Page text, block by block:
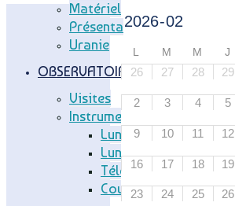
Matériel
Présentation
Uranie
OBSERVATOIRE
Visites
Instruments
Lunette Méridienne
Lunette Carte Du Ciel
Télescope T83
Coupole Vitry
L M M J
26 27 28 29
2 3 4 5
9 10 11 12
16 17 18 19
23 24 25 26